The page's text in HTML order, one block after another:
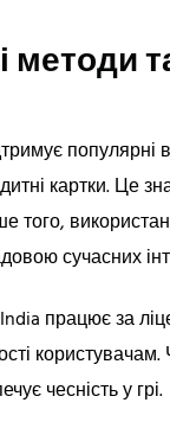
методи
популярні
картки. Це
того,
сучасних
працює за
чесність у грі.